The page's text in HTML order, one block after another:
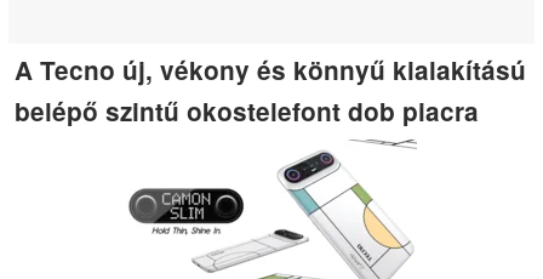
A Tecno új, vékony és könnyű kialakítású
belépő szintű okostelefont dob piacra